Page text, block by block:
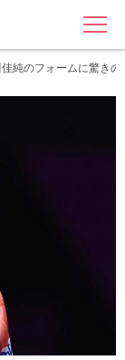
MENU
佳純のフォームに驚き